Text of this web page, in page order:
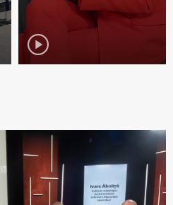
play_circle